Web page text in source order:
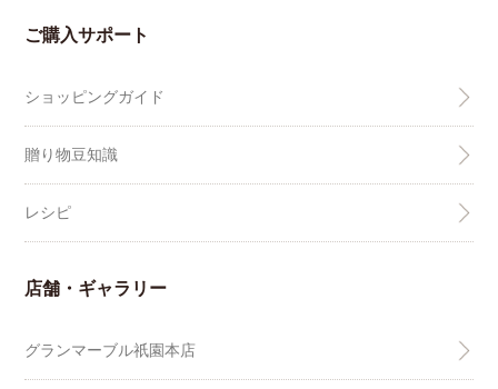
ご購入サポート
ショッピングガイド
贈り物豆知識
レシピ
店舗・ギャラリー
グランマーブル祇園本店